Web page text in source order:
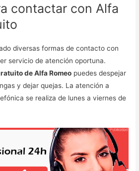
contactar con Alfa
diversas formas de contacto con
servicio de atención oportuna.
de Alfa Romeo puedes despejar
y dejar quejas. La atención a
se realiza de lunes a viernes de